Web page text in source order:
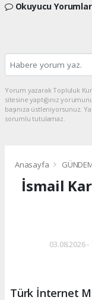
Okuyucu
Yorum yazarak Topluluk
sitesine yaptığınız
başınıza üstleniyorsunuz.
sorumlu tutulamaz.
Anasayfa
İsmail
03.08.2026
Türk İnternet